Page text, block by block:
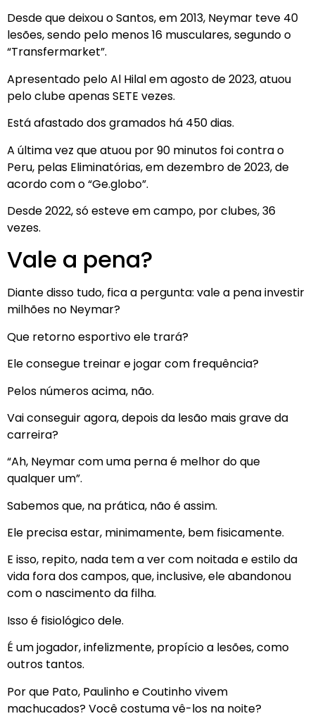
Desde que deixou o Santos, em 2013, Neymar teve 40
lesões, sendo pelo menos 16 musculares, segundo o
“Transfermarket”.
Apresentado pelo Al Hilal em agosto de 2023, atuou
pelo clube apenas SETE vezes.
Está afastado dos gramados há 450 dias.
A última vez que atuou por 90 minutos foi contra o
Peru, pelas Eliminatórias, em dezembro de 2023, de
acordo com o “Ge.globo”.
Desde 2022, só esteve em campo, por clubes, 36
vezes.
Vale a pena?
Diante disso tudo, fica a pergunta: vale a pena investir
milhões no Neymar?
Que retorno esportivo ele trará?
Ele consegue treinar e jogar com frequência?
Pelos números acima, não.
Vai conseguir agora, depois da lesão mais grave da
carreira?
“Ah, Neymar com uma perna é melhor do que
qualquer um”.
Sabemos que, na prática, não é assim.
Ele precisa estar, minimamente, bem fisicamente.
E isso, repito, nada tem a ver com noitada e estilo da
vida fora dos campos, que, inclusive, ele abandonou
com o nascimento da filha.
Isso é fisiológico dele.
É um jogador, infelizmente, propício a lesões, como
outros tantos.
Por que Pato, Paulinho e Coutinho vivem
machucados? Você costuma vê-los na noite?